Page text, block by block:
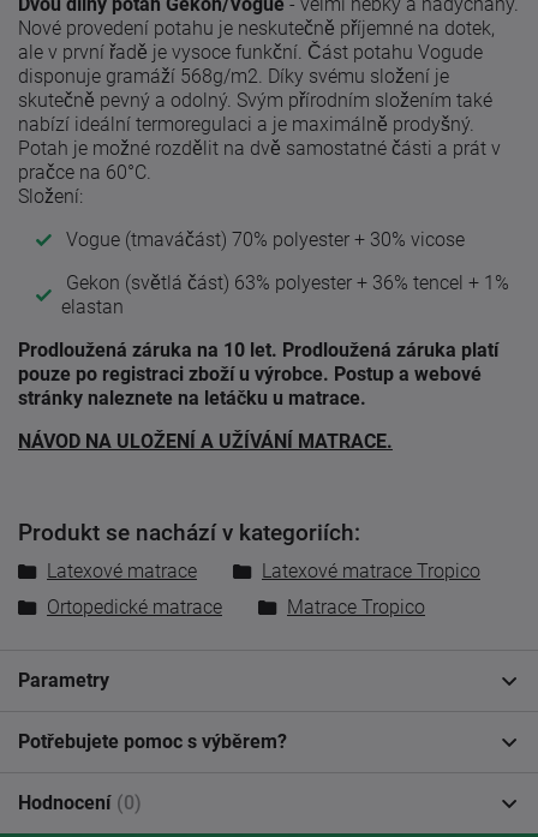
Dvou dílný potah Gekon/Vogue - velmi hebký a nadýchaný.
Nové provedení potahu je neskutečně příjemné na dotek,
ale v první řadě je vysoce funkční. Část potahu Vogude
disponuje gramáží 568g/m2. Díky svému složení je
skutečně pevný a odolný. Svým přírodním složením také
nabízí ideální termoregulaci a je maximálně prodyšný.
Potah je možné rozdělit na dvě samostatné části a prát v
pračce na 60°C.
Složení:
Vogue (tmaváčást) 70% polyester + 30% vicose
Gekon (světlá část) 63% polyester + 36% tencel + 1%
elastan
Prodloužená záruka na 10 let. Prodloužená záruka platí
pouze po registraci zboží u výrobce. Postup a webové
stránky naleznete na letáčku u matrace.
NÁVOD NA ULOŽENÍ A UŽÍVÁNÍ MATRACE.
Produkt se nachází v kategoriích:
Latexové matrace
Latexové matrace Tropico
Ortopedické matrace
Matrace Tropico
Parametry
Potřebujete pomoc s výběrem?
Hodnocení (0)